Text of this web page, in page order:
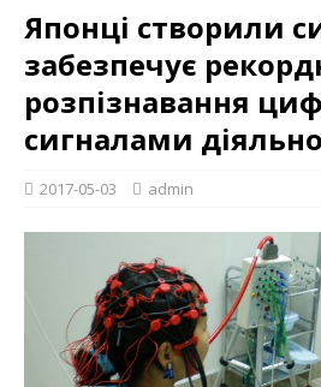
Японці створили
забезпечує
розпізнавання
сигналами
2017-05-03 admin